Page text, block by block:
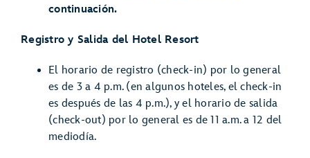
continuación.
Registro y Salida del Hotel Resort
El horario de registro (check-in) por lo general
es de 3 a 4 p.m. (en algunos hoteles, el check-in
es después de las 4 p.m.), y el horario de salida
(check-out) por lo general es de 11 a.m. a 12 del
mediodía.